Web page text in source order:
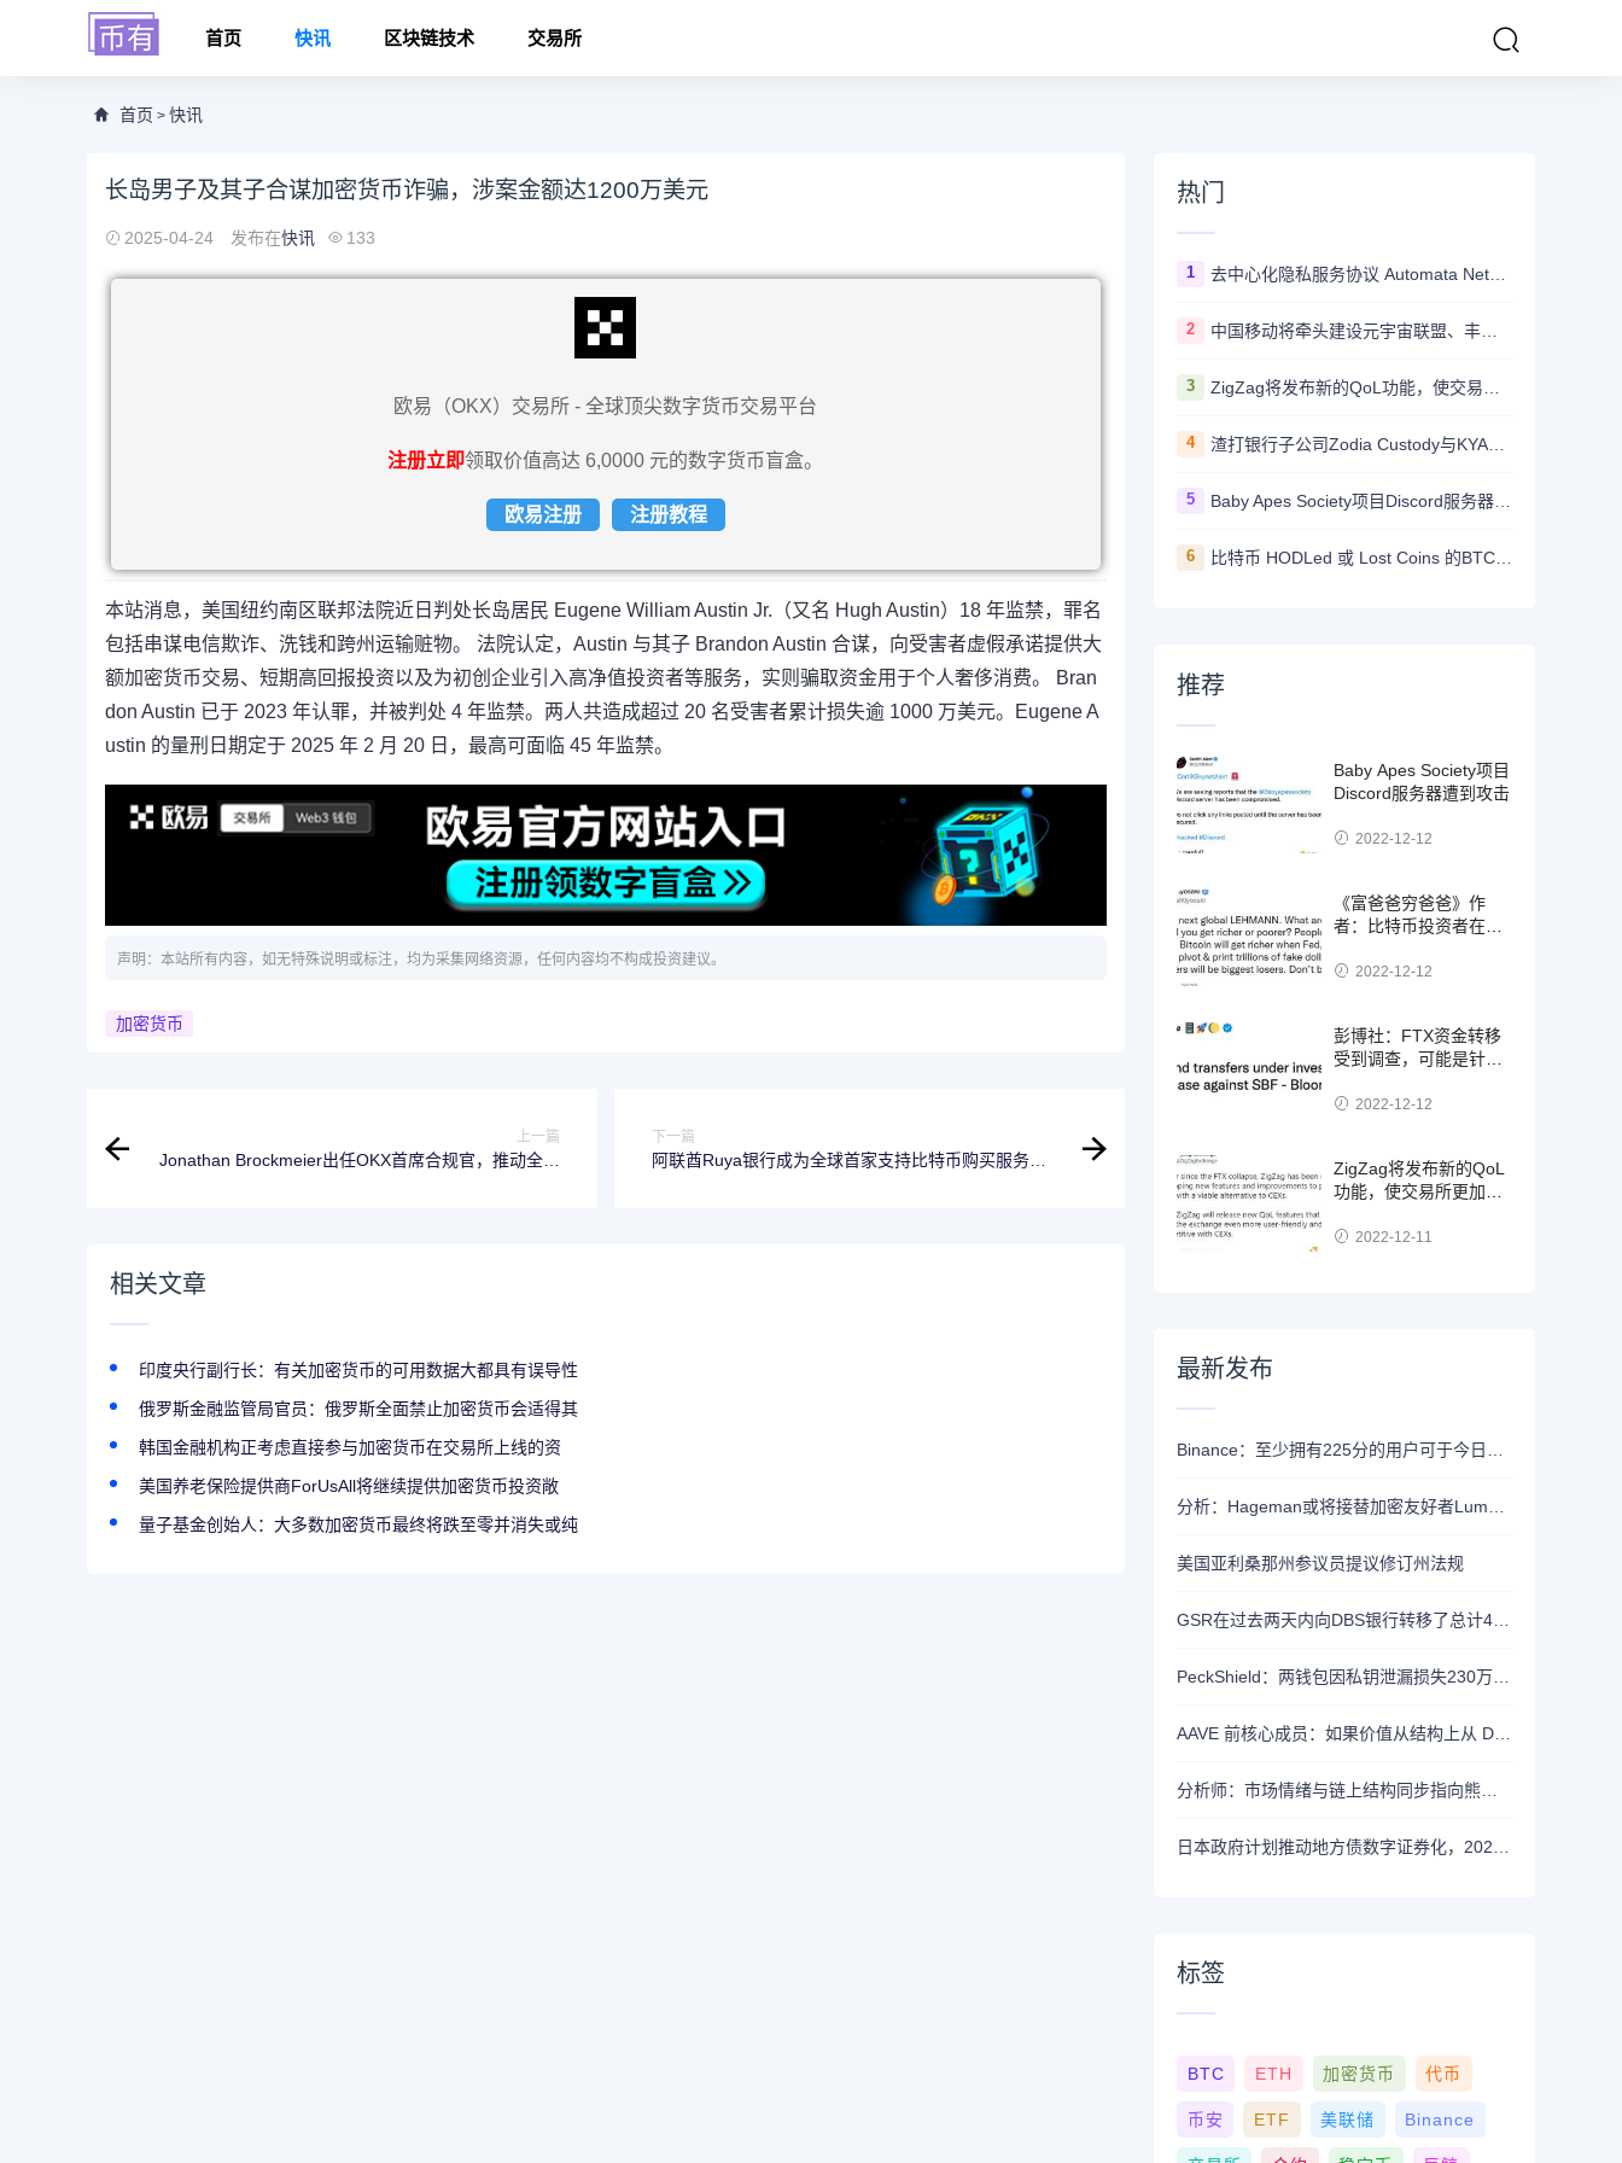
首页 快讯 区块链技术 交易所
首页 > 快讯
长岛男子及其子合谋加密货币诈骗，涉案金额达1200万美元
2025-04-24 发布在快讯 133
欧易（OKX）交易所 - 全球顶尖数字货币交易平台
注册立即领取价值高达 6,0000 元的数字货币盲盒。
欧易注册 注册教程
本站消息，美国纽约南区联邦法院近日判处长岛居民 Eugene William Austin Jr.（又名 Hugh Austin）18 年监禁，罪名
包括串谋电信欺诈、洗钱和跨州运输赃物。 法院认定，Austin 与其子 Brandon Austin 合谋，向受害者虚假承诺提供大
额加密货币交易、短期高回报投资以及为初创企业引入高净值投资者等服务，实则骗取资金用于个人奢侈消费。 Bran
don Austin 已于 2023 年认罪，并被判处 4 年监禁。两人共造成超过 20 名受害者累计损失逾 1000 万美元。Eugene A
ustin 的量刑日期定于 2025 年 2 月 20 日，最高可面临 45 年监禁。
声明：本站所有内容，如无特殊说明或标注，均为采集网络资源，任何内容均不构成投资建议。
加密货币
上一篇
Jonathan Brockmeier出任OKX首席合规官，推动全球
下一篇
阿联酋Ruya银行成为全球首家支持比特币购买服务的伊
相关文章
印度央行副行长：有关加密货币的可用数据大都具有误导性
俄罗斯金融监管局官员：俄罗斯全面禁止加密货币会适得其
韩国金融机构正考虑直接参与加密货币在交易所上线的资
美国养老保险提供商ForUsAll将继续提供加密货币投资敞
量子基金创始人：大多数加密货币最终将跌至零并消失或纯
热门
1 去中心化隐私服务协议 Automata Network推出跨链桥Carrier
2 中国移动将牵头建设元宇宙联盟、丰富元宇宙应用
3
4 渣打银行子公司Zodia Custody与KYAX达成合作拟提供基于审计、业务和监管报告的加密托管服务
5 Baby Apes Society项目Discord服务器遭到攻击
6 比特币 HODLed 或 Lost Coins 的BTC数量创5年新高
推荐
Baby Apes Society项目
Discord服务器遭到攻击
2022-12-12
《富爸爸穷爸爸》作
者：比特币投资者在美
2022-12-12
彭博社：FTX资金转移
受到调查，可能是针对
2022-12-12
ZigZag将发布新的QoL
功能，使交易所更加用
2022-12-11
最新发布
美国亚利桑那州参议员提议修订州法规
标签
BTC ETH 加密货币 代币
币安 ETF 美联储 Binance